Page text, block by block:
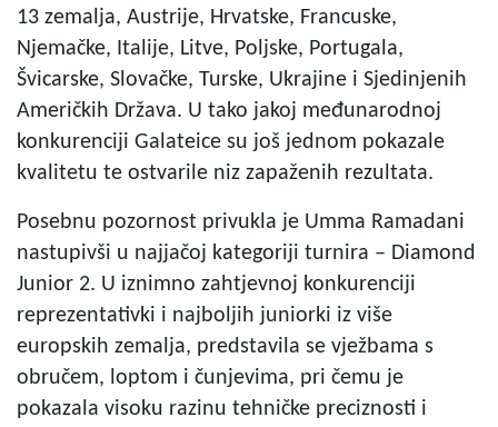
13 zemalja, Austrije, Hrvatske, Francuske,
Njemačke, Italije, Litve, Poljske, Portugala,
Švicarske, Slovačke, Turske, Ukrajine i Sjedinjenih
Američkih Država. U tako jakoj međunarodnoj
konkurenciji Galateice su još jednom pokazale
kvalitetu te ostvarile niz zapaženih rezultata.
Posebnu pozornost privukla je Umma Ramadani
nastupivši u najjačoj kategoriji turnira – Diamond
Junior 2. U iznimno zahtjevnoj konkurenciji
reprezentativki i najboljih juniorki iz više
europskih zemalja, predstavila se vježbama s
obručem, loptom i čunjevima, pri čemu je
pokazala visoku razinu tehničke preciznosti i